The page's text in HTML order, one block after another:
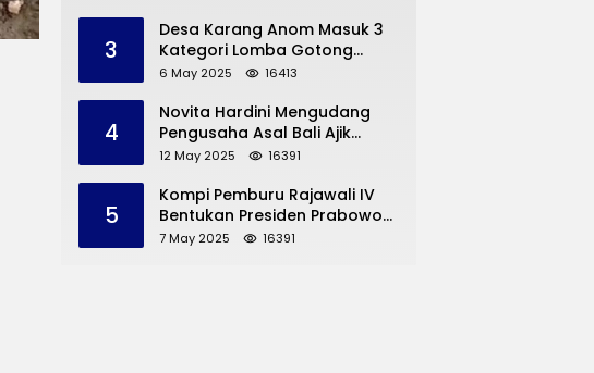
Dana Pribadi
3
Desa Karang Anom Masuk 3
Kategori Lomba Gotong
Royong Provinsi Jatim, Ini
Trenggalek
6 May 2025 16413
4
Novita Hardini Mengudang
Pengusaha Asal Bali Ajik
Krisna, Berbagi Ilmu
dan UMKM Trenggalek
12 May 2025 16391
5
Kompi Pemburu Rajawali IV
Bentukan Presiden Prabowo
Reuni
7 May 2025 16391